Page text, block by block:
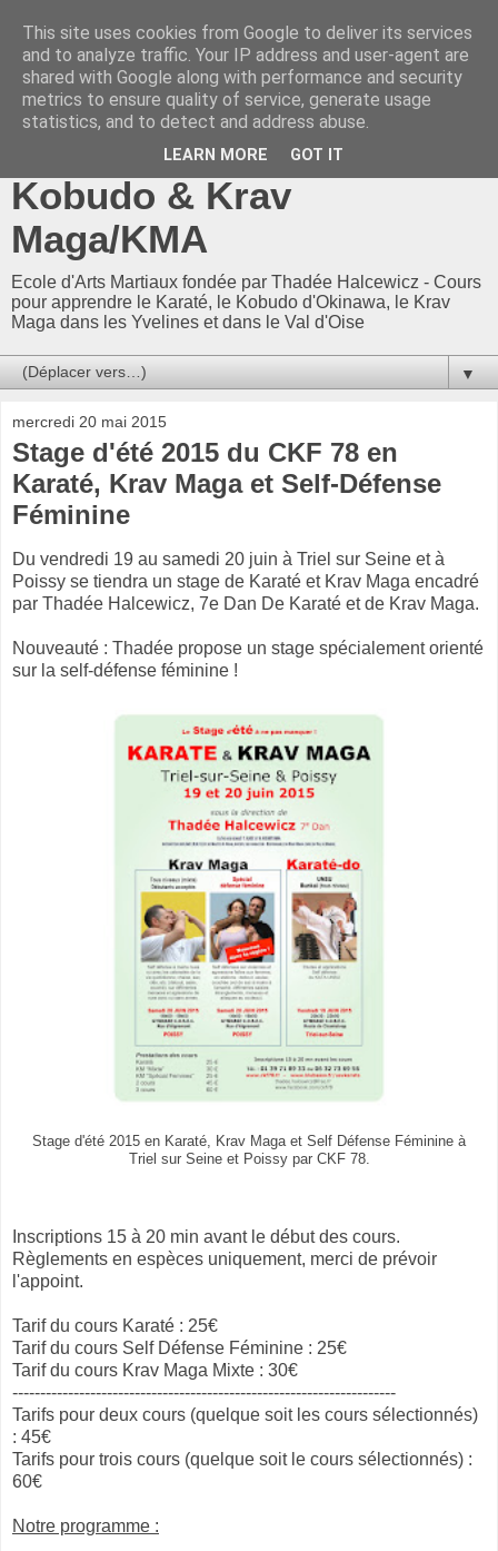
CKF 78-95 / CKF78-95 -
Ecole Arts Martiaux
d'Adam Neuman : Karaté,
Kobudo & Krav
Maga/KMA
Ecole d'Arts Martiaux fondée par Thadée Halcewicz - Cours
pour apprendre le Karaté, le Kobudo d'Okinawa, le Krav
Maga dans les Yvelines et dans le Val d'Oise
▼
mercredi 20 mai 2015
Stage d'été 2015 du CKF 78 en
Karaté, Krav Maga et Self-Défense
Féminine
Du vendredi 19 au samedi 20 juin à Triel sur Seine et à
Poissy se tiendra un stage de Karaté et Krav Maga encadré
par Thadée Halcewicz, 7e Dan De Karaté et de Krav Maga.
Nouveauté : Thadée propose un stage spécialement orienté
sur la self-défense féminine !
Stage d'été 2015 en Karaté, Krav Maga et Self Défense Féminine à
Triel sur Seine et Poissy par CKF 78.
Inscriptions 15 à 20 min avant le début des cours.
Règlements en espèces uniquement, merci de prévoir
l'appoint.
Tarif du cours Karaté : 25€
Tarif du cours Self Défense Féminine : 25€
Tarif du cours Krav Maga Mixte : 30€
---------------------------------------------------------------------
Tarifs pour deux cours (quelque soit les cours sélectionnés)
: 45€
Tarifs pour trois cours (quelque soit le cours sélectionnés) :
60€
Notre programme :
This site uses cookies from Google to deliver its services
and to analyze traffic. Your IP address and user-agent are
shared with Google along with performance and security
metrics to ensure quality of service, generate usage
statistics, and to detect and address abuse.
LEARN MORE GOT IT